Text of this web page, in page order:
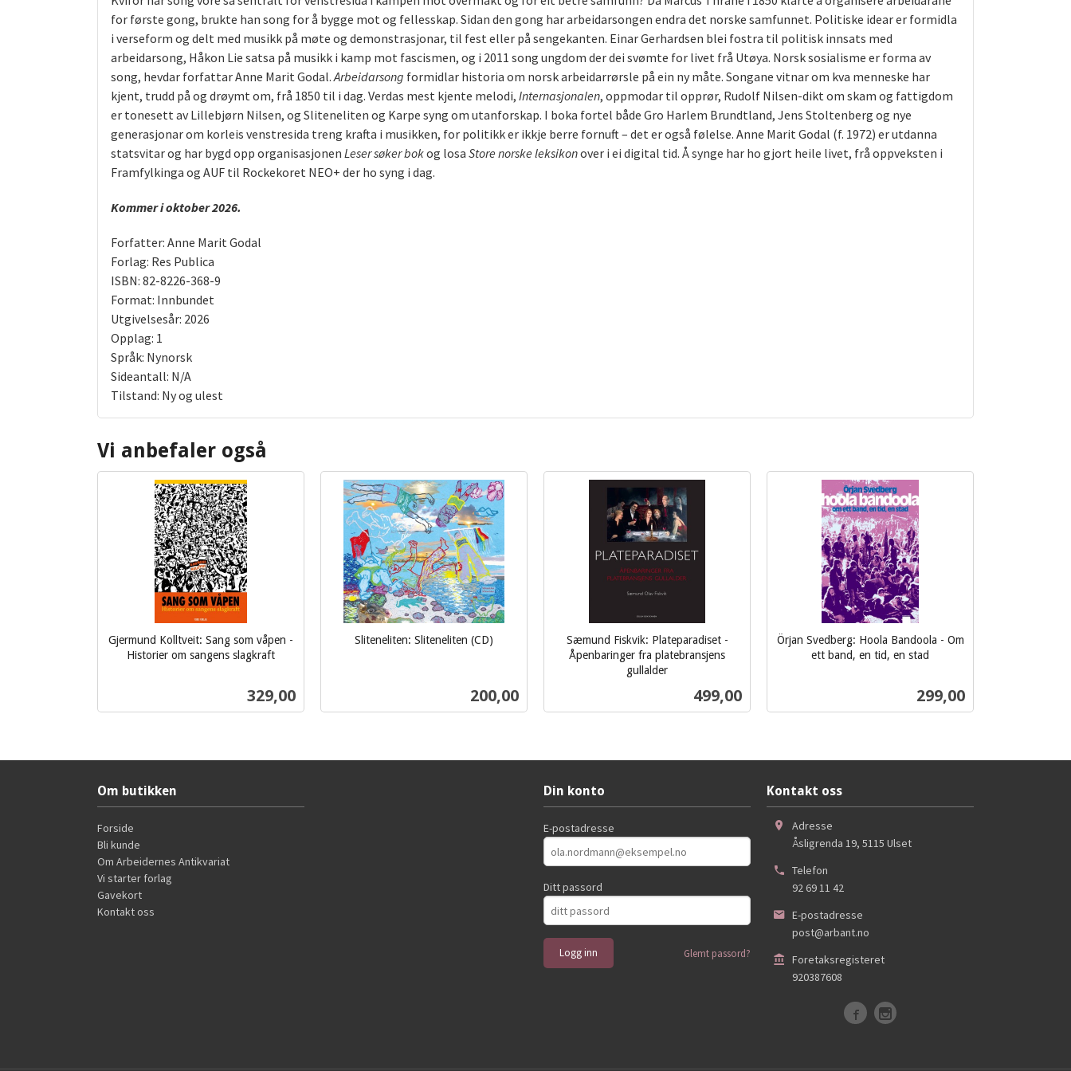
for første gong, brukte han song for å bygge mot og fellesskap. Sidan den gong har arbeidarsongen endra det norske samfunnet. Politiske idear er formidla
i verseform og delt med musikk på møte og demonstrasjonar, til fest eller på sengekanten. Einar Gerhardsen blei fostra til politisk innsats med
arbeidarsong, Håkon Lie satsa på musikk i kamp mot fascismen, og i 2011 song ungdom der dei svømte for livet frå Utøya. Norsk sosialisme er forma av
song, hevdar forfattar Anne Marit Godal.Arbeidarsong formidlar historia om norsk arbeidarrørsle på ein ny måte. Songane vitnar om kva menneske har
kjent, trudd på og drøymt om, frå 1850 til i dag. Verdas mest kjente melodi, Internasjonalen, oppmodar til opprør, Rudolf Nilsen-dikt om skam og fattigdom
er tonesett av Lillebjørn Nilsen, og Sliteneliten og Karpe syng om utanforskap. I boka fortel både Gro Harlem Brundtland, Jens Stoltenberg og nye
generasjonar om korleis venstresida treng krafta i musikken, for politikk er ikkje berre fornuft – det er også følelse. Anne Marit Godal (f. 1972) er utdanna
statsvitar og har bygd opp organisasjonen Leser søker bokog losa Store norske leksikonover i ei digital tid. Å synge har ho gjort heile livet, frå oppveksten i
Framfylkinga og AUF til Rockekoret NEO+ der ho syng i dag.
Kommer i oktober 2026.
Forfatter: Anne Marit Godal
Forlag: Res Publica
ISBN: 82-8226-368-9
Format: Innbundet
Utgivelsesår: 2026
Opplag: 1
Språk: Nynorsk
Sideantall: N/A
Tilstand: Ny og ulest
Vi anbefaler også
Gjermund Kolltveit: Sang som våpen -
Historier om sangens slagkraft
Pris
329,00
Sliteneliten: Sliteneliten (CD)
Pris
200,00
Sæmund Fiskvik: Plateparadiset -
Åpenbaringer fra platebransjens
gullalder
Pris
499,00
Örjan Svedberg: Hoola Bandoola - Om
ett band, en tid, en stad
Pris
299,00
Om butikken
Forside
Bli kunde
Om Arbeidernes Antikvariat
Vi starter forlag
Gavekort
Kontakt oss
Din konto
E-postadresse
Ditt passord
Glemt passord?
Kontakt oss
Adresse
Åsligrenda 19, 5115 Ulset
Telefon
92 69 11 42
E-postadresse
post@arbant.no
Foretaksregisteret
920387608